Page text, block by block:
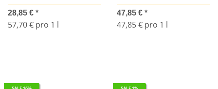
28,85 € *
57,70 € pro 1 l
47,85 € *
47,85 € pro 1 l